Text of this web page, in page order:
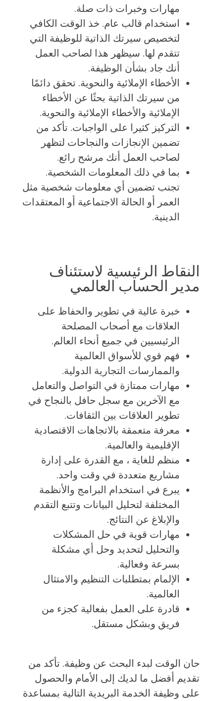
مهارات وخبرات ذات صلة.
استخدام قالب عام. خذ الوقت الكافي
لتخصيص سيرتك الذاتية للوظيفة التي
تتقدم لها. سيظهر هذا لصاحب العمل
أنك جاد بشأن الوظيفة.
الأخطاء الإملائية والنحوية. تحقق دائمًا
من سيرتك الذاتية بحثًا عن الأخطاء
الإملائية والأخطاء الإملائية والنحوية.
التركيز كثيرا على الواجبات. تأكد من
تضمين الإنجازات والنجاحات لتظهر
لصاحب العمل أنك مرشح رائع.
بما في ذلك المعلومات الشخصية.
تجنب تضمين أي معلومات شخصية مثل
العمر أو الحالة الاجتماعية أو المعتقدات
الدينية.
النقاط الرئيسية لاستئناف
مدير الحساب العالمي
خبرة عالية في تطوير والحفاظ على
العلاقات مع أصحاب المصلحة
الرئيسيين في جميع أنحاء العالم.
فهم قوي للأسواق العالمية
والممارسات التجارية الدولية.
مهارات ممتازة في التواصل والتعامل
مع الآخرين مع سجل حافل بالنجاح في
تطوير العلاقات بين الثقافات.
معرفة متعمقة بالاتجاهات الاقتصادية
الإقليمية والعالمية.
منظم للغاية ، مع القدرة على إدارة
مشاريع متعددة في وقت واحد.
يبرع في استخدام البرامج والأنظمة
المختلفة لتحليل البيانات وتتبع التقدم
والإبلاغ عن النتائج.
مهارات قوية في حل المشكلات
والتحليل لتحديد وحل أي مشكلة
بسرعة وفعالية.
الإلمام بمتطلبات التنظيم والامتثال
العالمية.
قادرة على العمل بفعالية كجزء من
فريق وبشكل مستقل.
حان الوقت لبدء البحث عن وظيفة. تأكد من
تقديم أفضل ما لديك إلى الأمام والحصول
على وظيفة الخدمة البريدية التالية بمساعدة